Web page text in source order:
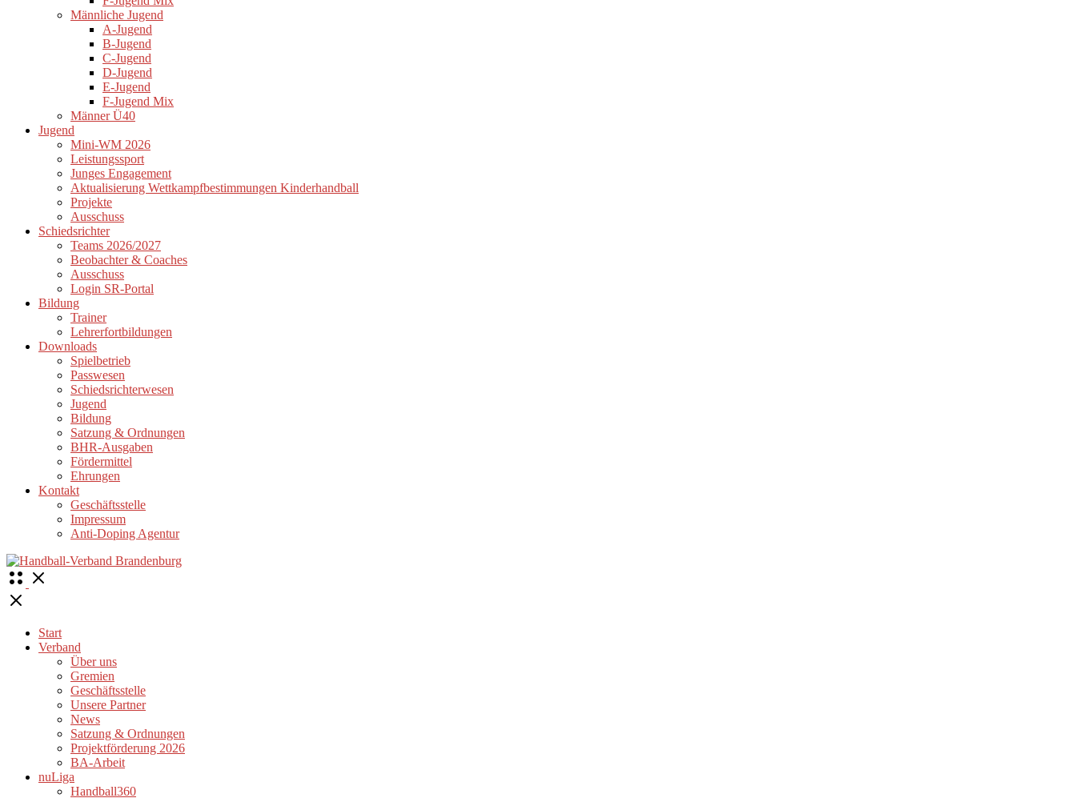
Männliche Jugend
A-Jugend
B-Jugend
C-Jugend
D-Jugend
E-Jugend
F-Jugend Mix
Männer Ü40
Jugend
Mini-WM 2026
Leistungssport
Junges Engagement
Aktualisierung Wettkampfbestimmungen Kinderhandball
Projekte
Ausschuss
Schiedsrichter
Teams 2026/2027
Beobachter & Coaches
Ausschuss
Login SR-Portal
Bildung
Trainer
Lehrerfortbildungen
Downloads
Spielbetrieb
Passwesen
Schiedsrichterwesen
Jugend
Bildung
Satzung & Ordnungen
BHR-Ausgaben
Fördermittel
Ehrungen
Kontakt
Geschäftsstelle
Impressum
Anti-Doping Agentur
Open
Menu
Close
Start
Verband
Über uns
Gremien
Geschäftsstelle
Unsere Partner
News
Satzung & Ordnungen
Projektförderung 2026
BA-Arbeit
nuLiga
Handball360